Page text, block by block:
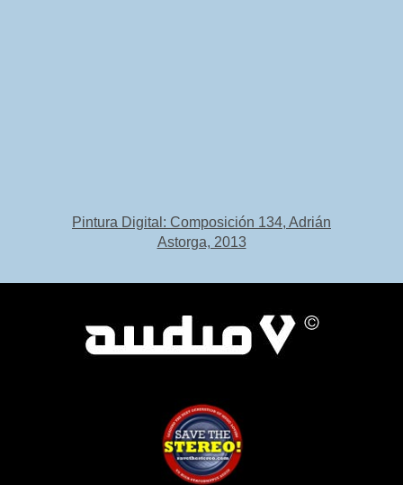
Pintura Digital: Composición 134, Adrián
Astorga, 2013